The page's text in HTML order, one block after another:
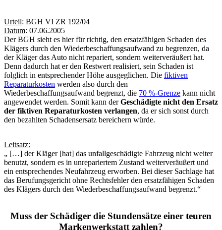
Urteil: BGH VI ZR 192/04
Datum: 07.06.2005
Der BGH sieht es hier für richtig, den ersatzfähigen Schaden des
Klägers durch den Wiederbeschaffungsaufwand zu begrenzen, da
der Kläger das Auto nicht repariert, sondern weiterveräußert hat.
Denn dadurch hat er den Restwert realisiert, sein Schaden ist
folglich in entsprechender Höhe ausgeglichen. Die fiktiven
Reparaturkosten werden also durch den
Wiederbeschaffungsaufwand begrenzt, die 70 %-Grenze kann nicht
angewendet werden. Somit kann derGeschädigte nicht den Ersatz
der fiktiven Reparaturkosten verlangen, da er sich sonst durch
den bezahlten Schadensersatz bereichern würde.
Leitsatz:
„ […] der Kläger [hat] das unfallgeschädigte Fahrzeug nicht weiter
benutzt, sondern es in unrepariertem Zustand weiterveräußert und
ein entsprechendes Neufahrzeug erworben. Bei dieser Sachlage hat
das Berufungsgericht ohne Rechtsfehler den ersatzfähigen Schaden
des Klägers durch den Wiederbeschaffungsaufwand begrenzt.“
Muss der Schädiger die Stundensätze einer teuren
Markenwerkstatt zahlen?